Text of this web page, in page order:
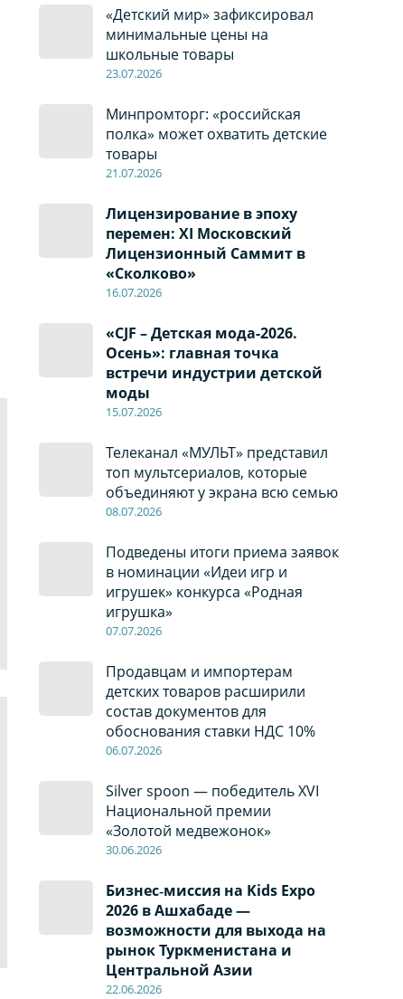
«Детский мир» зафиксировал
минимальные цены на
школьные товары
23.07.2026
Минпромторг: «российская
полка» может охватить детские
товары
21.07.2026
Лицензирование в эпоху
перемен: XI Московский
Лицензионный Саммит в
«Сколково»
16.07.2026
«CJF – Детская мода-2026.
Осень»: главная точка
встречи индустрии детской
моды
15.07.2026
Телеканал «МУЛЬТ» представил
топ мультсериалов, которые
объединяют у экрана всю семью
08.07.2026
Подведены итоги приема заявок
в номинации «Идеи игр и
игрушек» конкурса «Родная
игрушка»
07.07.2026
Продавцам и импортерам
детских товаров расширили
состав документов для
обоснования ставки НДС 10%
06.07.2026
Silver spoon — победитель XVI
Национальной премии
«Золотой медвежонок»
30.06.2026
Бизнес‑миссия на Kids Expo
2026 в Ашхабаде —
возможности для выхода на
рынок Туркменистана и
Центральной Азии
22.06.2026